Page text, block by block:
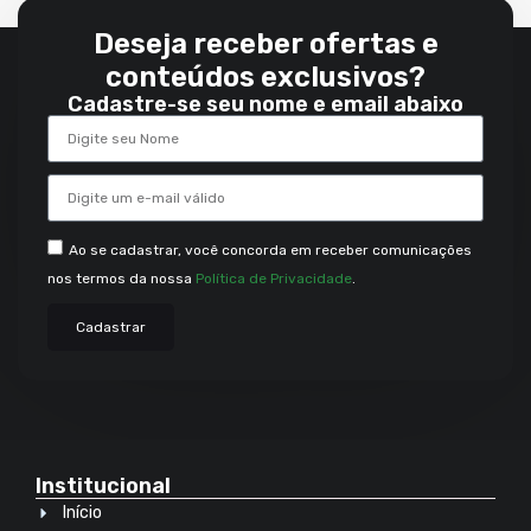
Deseja receber ofertas e
conteúdos exclusivos?
Cadastre-se seu nome e email abaixo
Ao se cadastrar, você concorda em receber comunicações
nos termos da nossa Política de Privacidade.
Cadastrar
Institucional
Início